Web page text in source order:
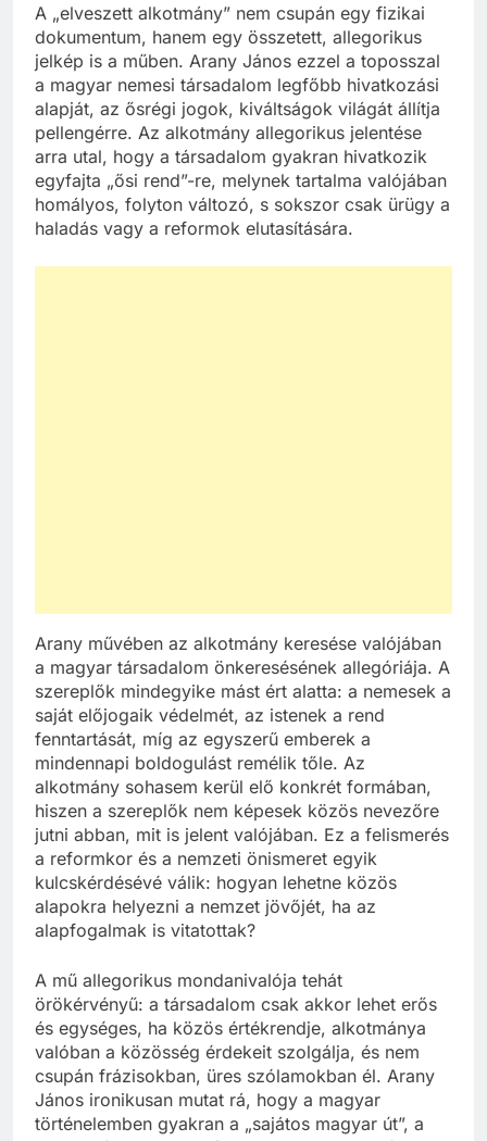
A „elveszett alkotmány” nem csupán egy fizikai
dokumentum, hanem egy összetett, allegorikus
jelkép is a műben. Arany János ezzel a toposszal
a magyar nemesi társadalom legfőbb hivatkozási
alapját, az ősrégi jogok, kiváltságok világát állítja
pellengérre. Az alkotmány allegorikus jelentése
arra utal, hogy a társadalom gyakran hivatkozik
egyfajta „ősi rend”-re, melynek tartalma valójában
homályos, folyton változó, s sokszor csak ürügy a
haladás vagy a reformok elutasítására.
Arany művében az alkotmány keresése valójában
a magyar társadalom önkeresésének allegóriája. A
szereplők mindegyike mást ért alatta: a nemesek a
saját előjogaik védelmét, az istenek a rend
fenntartását, míg az egyszerű emberek a
mindennapi boldogulást remélik tőle. Az
alkotmány sohasem kerül elő konkrét formában,
hiszen a szereplők nem képesek közös nevezőre
jutni abban, mit is jelent valójában. Ez a felismerés
a reformkor és a nemzeti önismeret egyik
kulcskérdésévé válik: hogyan lehetne közös
alapokra helyezni a nemzet jövőjét, ha az
alapfogalmak is vitatottak?
A mű allegorikus mondanivalója tehát
örökérvényű: a társadalom csak akkor lehet erős
és egységes, ha közös értékrendje, alkotmánya
valóban a közösség érdekeit szolgálja, és nem
csupán frázisokban, üres szólamokban él. Arany
János ironikusan mutat rá, hogy a magyar
történelemben gyakran a „sajátos magyar út”, a